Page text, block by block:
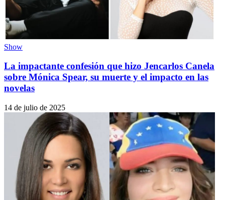
Show
La impactante confesión que hizo Jencarlos Canela
sobre Mónica Spear, su muerte y el impacto en las
novelas
14 de julio de 2025